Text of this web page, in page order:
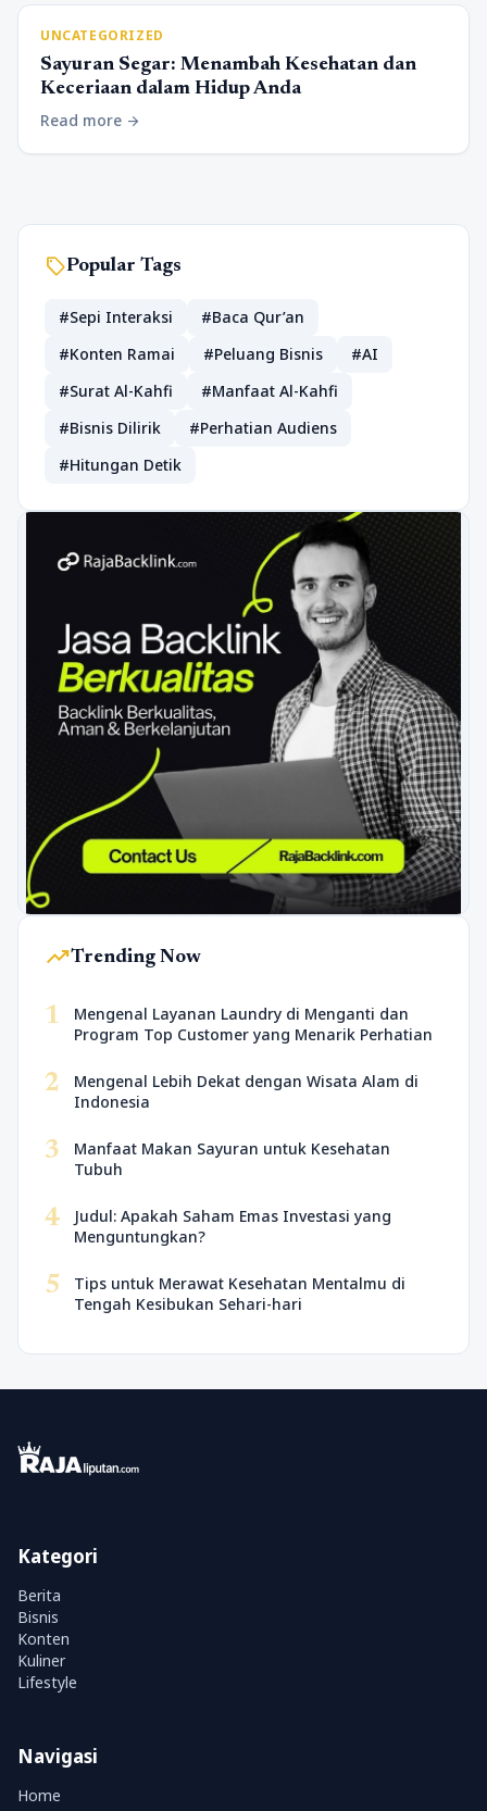
UNCATEGORIZED
Sayuran Segar: Menambah Kesehatan dan
Keceriaan dalam Hidup Anda
Read more arrow_forward
sellPopular Tags
#Sepi Interaksi
#Baca Qur’an
#Konten Ramai
#Peluang Bisnis
#AI
#Surat Al-Kahfi
#Manfaat Al-Kahfi
#Bisnis Dilirik
#Perhatian Audiens
#Hitungan Detik
trending_upTrending Now
1
Mengenal Layanan Laundry di Menganti dan
Program Top Customer yang Menarik Perhatian
2
Mengenal Lebih Dekat dengan Wisata Alam di
Indonesia
3
Manfaat Makan Sayuran untuk Kesehatan
Tubuh
4
Judul: Apakah Saham Emas Investasi yang
Menguntungkan?
5
Tips untuk Merawat Kesehatan Mentalmu di
Tengah Kesibukan Sehari-hari
Kategori
Berita
Bisnis
Konten
Kuliner
Lifestyle
Navigasi
Home